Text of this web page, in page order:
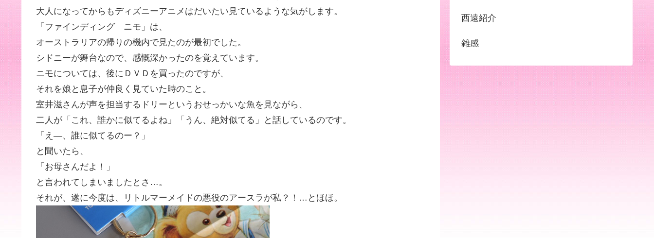
大人になってからもディズニーアニメはだいたい見ているような気がします。
「ファインディング ニモ」は、
オーストラリアの帰りの機内で見たのが最初でした。
シドニーが舞台なので、感慨深かったのを覚えています。
ニモについては、後にＤＶＤを買ったのですが、
それを娘と息子が仲良く見ていた時のこと。
室井滋さんが声を担当するドリーというおせっかいな魚を見ながら、
二人が「これ、誰かに似てるよね」「うん、絶対似てる」と話しているのです。
「え―、誰に似てるのー？」
と聞いたら、
「お母さんだよ！」
と言われてしまいましたとさ…。
それが、遂に今度は、リトルマーメイドの悪役のアースラが私？！…とほほ。
西遠紹介
雑感